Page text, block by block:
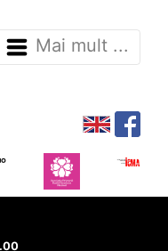
Mai mult ...